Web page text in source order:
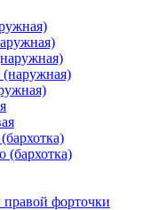
(наружная)
(бархотка)
правой форточки